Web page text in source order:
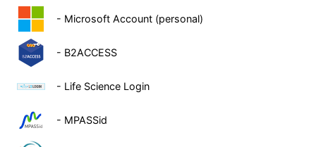
- Microsoft Account (personal)
- B2ACCESS
- Life Science Login
- MPASSid